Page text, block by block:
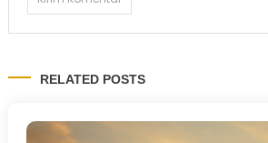
RELATED POSTS